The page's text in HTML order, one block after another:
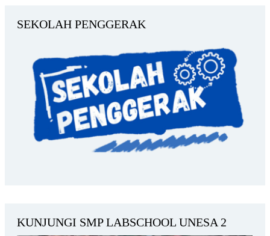
SEKOLAH PENGGERAK
KUNJUNGI SMP LABSCHOOL UNESA 2